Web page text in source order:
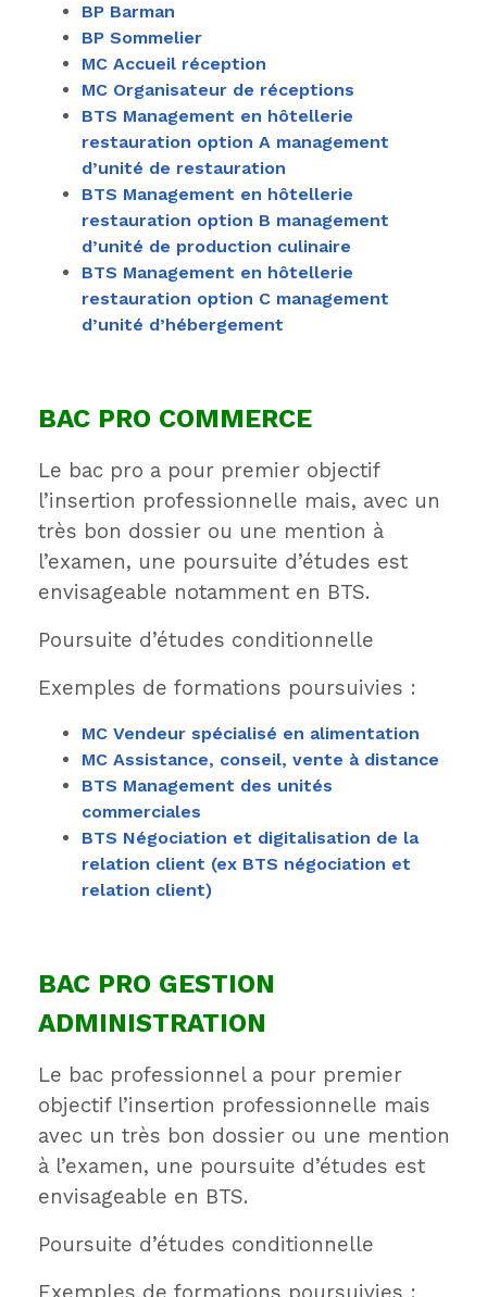
BP Barman
BP Sommelier
MC Accueil réception
MC Organisateur de réceptions
BTS Management en hôtellerie
restauration option A management
d’unité de restauration
BTS Management en hôtellerie
restauration option B management
d’unité de production culinaire
BTS Management en hôtellerie
restauration option C management
d’unité d’hébergement
BAC PRO COMMERCE
Le bac pro a pour premier objectif
l’insertion professionnelle mais, avec un
très bon dossier ou une mention à
l’examen, une poursuite d’études est
envisageable notamment en BTS.
Poursuite d’études conditionnelle
Exemples de formations poursuivies :
MC Vendeur spécialisé en alimentation
MC Assistance, conseil, vente à distance
BTS Management des unités
commerciales
BTS Négociation et digitalisation de la
relation client (ex BTS négociation et
relation client)
BAC PRO GESTION
ADMINISTRATION
Le bac professionnel a pour premier
objectif l’insertion professionnelle mais
avec un très bon dossier ou une mention
à l’examen, une poursuite d’études est
envisageable en BTS.
Poursuite d’études conditionnelle